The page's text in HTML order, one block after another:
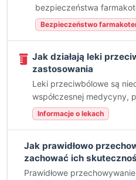
bezpieczeństwa
Bezpieczeństwo
Jak działają leki
zastosowania
Leki przeciwbólowe są
współczesnej medycyny,
Informacje o lekach
Jak prawidłowo
zachować ich
Prawidłowe